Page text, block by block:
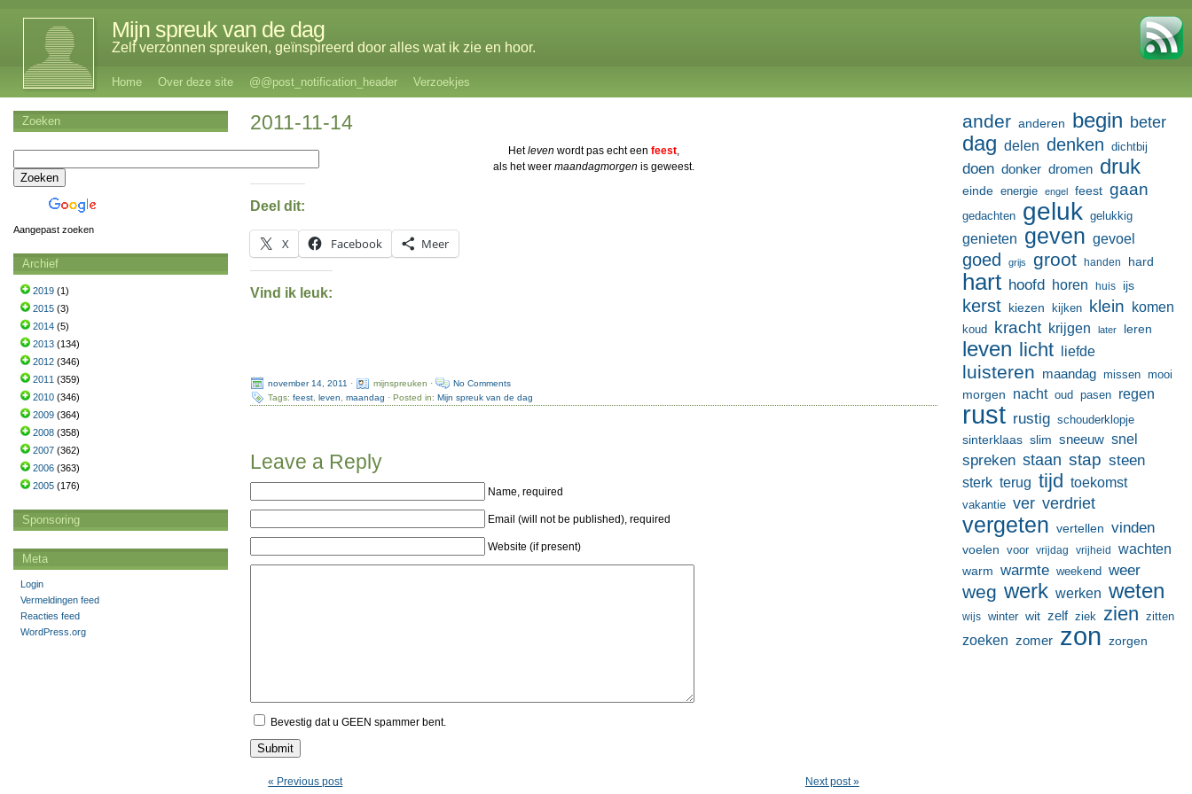
Mijn spreuk van de dag
Zelf verzonnen spreuken, geïnspireerd door alles wat ik zie en hoor.
Home Over deze site @@post_notification_header Verzoekjes
2011-11-14
Hetleven wordt pas echt eenfeest,
als het weermaandagmorgen is geweest.
Deel dit:
X Facebook Meer
Vind ik leuk:
november 14, 2011 · mijnspreuken ·
No Comments
Tags:feest ,leven ,maandag · Posted in:Mijn spreuk van de dag
Leave a Reply
Name, required
Email (will not be published), required
Website (if present)
Bevestig dat u GEEN spammer bent.
« Previous post Next post »
ander anderen begin beter
dag delen denken dichtbij
doen donker dromen druk
einde energie engel feest gaan
gedachten geluk gelukkig
genieten geven gevoel
goed grijs groot handen hard
hart hoofd horen huis ijs
kerst kiezen kijken klein komen
koud kracht krijgen later leren
leven licht liefde
luisteren maandag missen mooi
morgen nacht oud pasen regen
rust rustig schouderklopje
sinterklaas slim sneeuw snel
spreken staan stap steen
sterk terug tijd toekomst
vakantie ver verdriet
vergeten vertellen vinden
voelen voor vrijdag vrijheid wachten
warm warmte weekend weer
weg werk werken weten
wijs winter wit zelf ziek zien zitten
zoeken zomer zon zorgen
Zoeken
Aangepast zoeken
Archief
2019 (1)
2015 (3)
2014 (5)
2013 (134)
2012 (346)
2011 (359)
2010 (346)
2009 (364)
2008 (358)
2007 (362)
2006 (363)
2005 (176)
Sponsoring
Meta
Login
Vermeldingen feed
Reacties feed
WordPress.org